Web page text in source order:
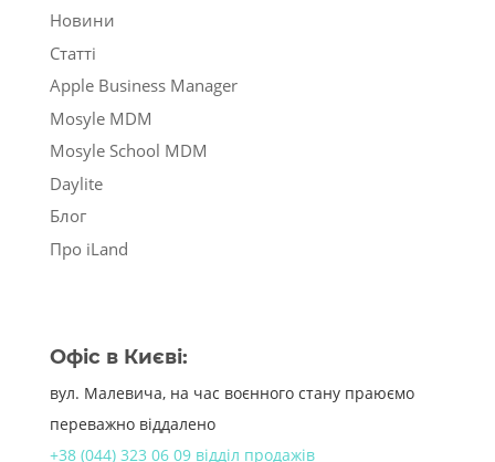
Новини
Статті
Apple Business Manager
Mosyle MDM
Mosyle School MDM
Daylite
Блог
Про iLand
Офіс в Києві:
вул. Малевича, на час воєнного стану праюємо
переважно віддалено
+38 (044) 323 06 09 відділ продажів